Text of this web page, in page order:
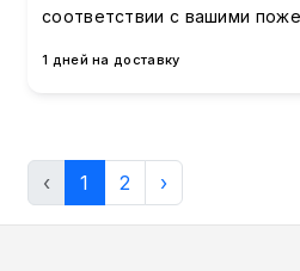
соответствии с вашими
1 дней на доставку
‹ 1 2 ›